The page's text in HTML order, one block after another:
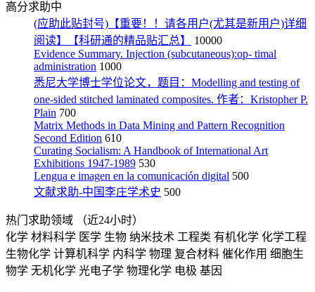
高分求助中
(应助此贴封号)【重要！！请各用户(尤其是新用户)详细
阅读】【科研通的精品贴汇总】
10000
Evidence Summary. Injection (subcutaneous):op- timal
administration 1000
悉尼大学博士学位论文，题目：Modelling and testing of
one-sided stitched laminated composites. 作者：Kristopher P.
Plain 700
Matrix Methods in Data Mining and Pattern Recognition
Second Edition 610
Curating Socialism: A Handbook of International Art
Exhibitions 1947-1989 530
Lengua e imagen en la comunicación digital 500
文献求助-中国李庄学术史 500
热门求助领域
（近24小时）
化学 材料科学 医学 生物 纳米技术 工程类 有机化学 化学工程
生物化学 计算机科学 内科学 物理 复合材料 催化作用 细胞生
物学 无机化学 光电子学 物理化学 电极 基因